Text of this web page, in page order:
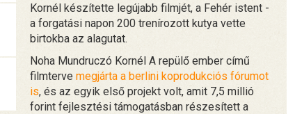
Kornél készítette legújabb filmjét, a Fehér istent -
a forgatási napon 200 trenírozott kutya vette
birtokba az alagutat.
Noha Mundruczó Kornél A repülő ember című
filmtervemegjárta a berlini koprodukciós fórumot
is, és az egyik első projekt volt, amit 7,5 millió
forint fejlesztési támogatásban részesített a